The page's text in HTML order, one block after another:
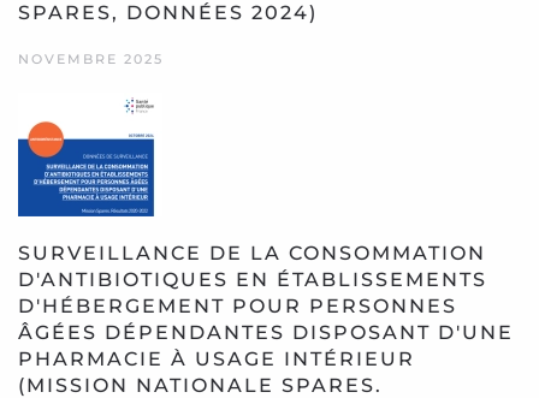
SPARES, DONNÉES 2024)
NOVEMBRE 2025
SURVEILLANCE DE LA CONSOMMATION
D'ANTIBIOTIQUES EN ÉTABLISSEMENTS
D'HÉBERGEMENT POUR PERSONNES
ÂGÉES DÉPENDANTES DISPOSANT D'UNE
PHARMACIE À USAGE INTÉRIEUR
(MISSION NATIONALE SPARES.